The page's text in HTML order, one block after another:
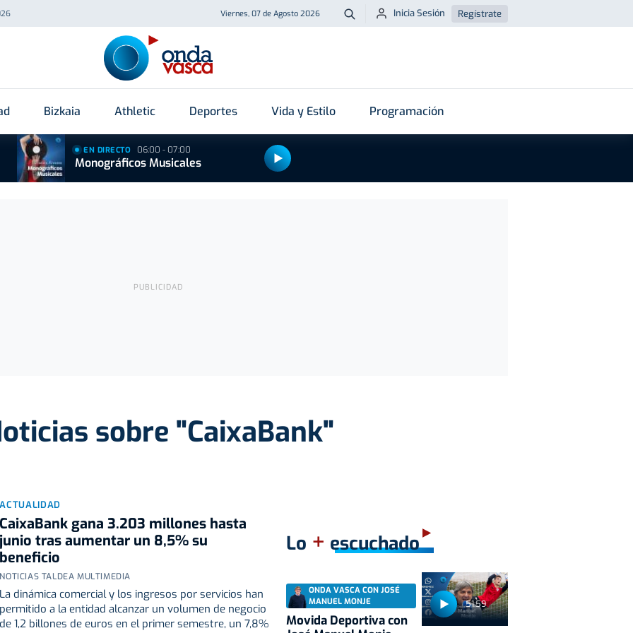
Viernes, 07 de Agosto 2026 Buscar
Inicia Sesión Regístrate
Bizkaia Athletic Deportes Vida y Estilo Programación
EN DIRECTO 06:00 - 07:00
Monográficos Musicales
sobre "CaixaBank"
ACTUALIDAD
CaixaBank gana 3.203 millones hasta
junio tras aumentar un 8,5% su
beneficio
NOTICIAS TALDEA MULTIMEDIA
La dinámica comercial y los ingresos por servicios han
permitido a la entidad alcanzar un volumen de negocio
de 1,2 billones de euros en el primer semestre, un 7,8%
Lo + escuchado
51:59
ONDA VASCA CON JOSÉ
MANUEL MONJE
Movida Deportiva con